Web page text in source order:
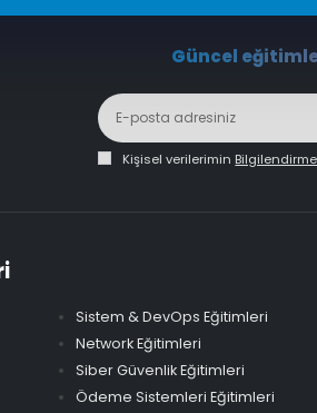
Güncel
Kişisel verilerimin Bilgilendirme
Sistem & DevOps Eğitimleri
Network Eğitimleri
Siber Güvenlik Eğitimleri
Ödeme Sistemleri Eğitimleri